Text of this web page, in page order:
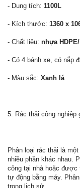
- Dung tích: 1100L
- Kích thước: 1360 x
- Chất liệu: nhựa
- Có 4 bánh xe, có nắp
- Màu sắc: Xanh lá
5. Rác thải công nghiệp
Phân loại rác thải là
nhiều phần khác nhau.
công tại nhà hoặc được
tự động bằng máy.
trong lịch sử.